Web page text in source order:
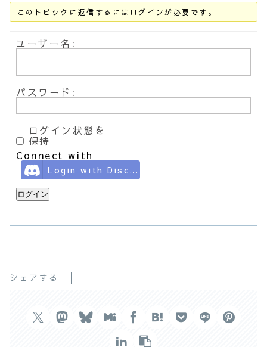
このトピックに返信するにはログインが必要です。
ユーザー名:
パスワード:
ログイン状態を
保持
Connect with
Login with Discord
ログイン
シェアする